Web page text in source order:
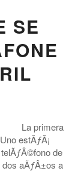
SE
La primera
estÃƒÂ¡
de
aÃƒÂ±os a